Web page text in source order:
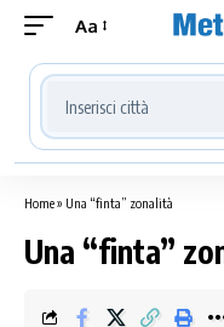
Aa
Cerca località meteo
Home» Una “finta” zonalità
Una “finta”